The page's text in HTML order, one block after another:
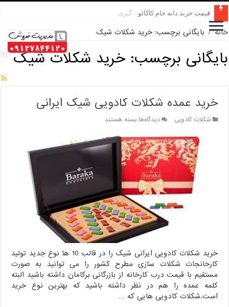
قیمت خرید دانه خام کاکائو
فروش بادام زمینی برای کره گیری
خانه / بایگانی برچسب: خرید شکلات شیک
بایگانی برچسب:خرید شکلات شیک
خرید عمده شکلات کادویی شیک ایرانی
شکلات کادویی دیدگاه‌هابرای
عمده
شکلات
کادویی
شیک
بسته هستند
خرید شکلات کادویی ایرانی شیک را در قالب 10 ها نوع جدید تولید
کارخانجات شکلات سازی مطرح کشور را می توانید به صورت
مستقیم با قیمت درب کارخانه از بازرگانی برکامان داشته باشید البته
کلمه عمده را هم در نظر داشته باشید که بهترین نوع خرید
است.شکلات کادویی هایی که …